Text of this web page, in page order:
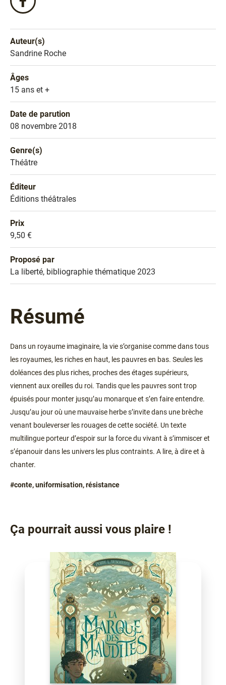
Partagez
ce
Facebook
!
Auteur(s)
Nom de l'auteur
Sandrine Roche
Âges
Âges
15 ans et +
Date de parution
Date de parution
08 novembre 2018
Genre(s)
Genre littéraire
Théâtre
Éditeur
Éditeur
Éditions théâtrales
Prix
Prix
9,50 €
Proposé par
Sélection
La liberté, bibliographie thématique 2023
Résumé
Dans un royaume imaginaire, la vie s’organise comme dans tous
les royaumes, les riches en haut, les pauvres en bas. Seules les
doléances des plus riches, proches des étages supérieurs,
viennent aux oreilles du roi. Tandis que les pauvres sont trop
épuisés pour monter jusqu’au monarque et s’en faire entendre.
Jusqu’au jour où une mauvaise herbe s’invite dans une brèche
venant bouleverser les rouages de cette société. Un texte
multilingue porteur d’espoir sur la force du vivant à s’immiscer et
s’épanouir dans les univers les plus contraints. A lire, à dire et à
chanter.
#conte, uniformisation, résistance
Ça pourrait aussi vous plaire !